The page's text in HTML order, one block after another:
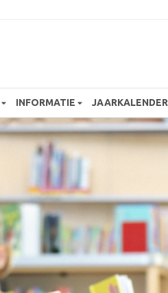
INFORMATIE JAARKALENDER